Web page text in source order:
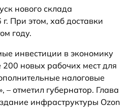
нового склада
При этом, хаб доставки
году.
инвестиции в экономику
200 новых рабочих мест для
налоговые
– отметил губернатор. Глава
инфраструктуры Ozon